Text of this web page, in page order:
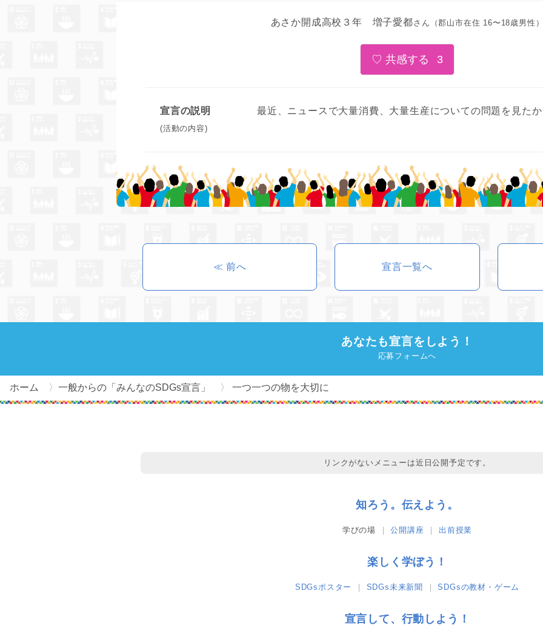
あさか開成高校３年 増子愛都さん （郡山市在住 16〜18歳男性
3
宣言の説明
(活動の内容)
最近、ニュースで大量消費、大量生産についての問題を見た
≪ 前へ 宣言一覧へ
あなたも宣言をしよう！
応募フォームへ
ホーム 一般からの「みんなのSDGs宣言」 一つ一つの物を大切に
リンクがないメニューは近日公開予定です。
知ろう。伝えよう。
学びの場 公開講座 出前授業
楽しく学ぼう！
SDGsポスター SDGs未来新聞 SDGsの教材・ゲーム
宣言して、行動しよう！